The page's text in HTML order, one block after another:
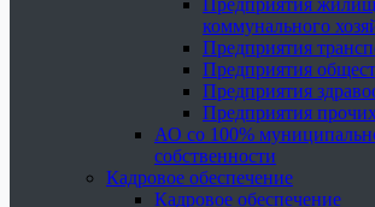
Предприятия
коммунального
Предприятия
Предприятия
Предприятия
Предприятия
АО со 100%
собственности
Кадровое обеспечение
Кадровое обеспечение